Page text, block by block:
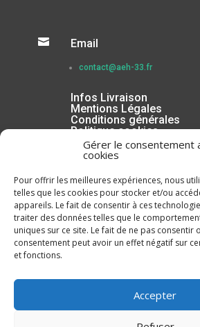
Gérer le consentement
cookies
Pour offrir les meilleures expériences, nous
telles que les cookies pour stocker et/ou
appareils. Le fait de consentir à ces
traiter des données telles que le
uniques sur ce site. Le fait de ne pas consentir
consentement peut avoir un effet négatif sur
et fonctions.
Accepter
 Email
contact@aeh-33.fr
Infos Livraison
Mentions Légales
Conditions générales
Politique cookies